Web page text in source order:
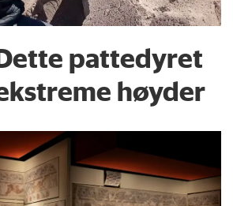
pattedyret
høyder